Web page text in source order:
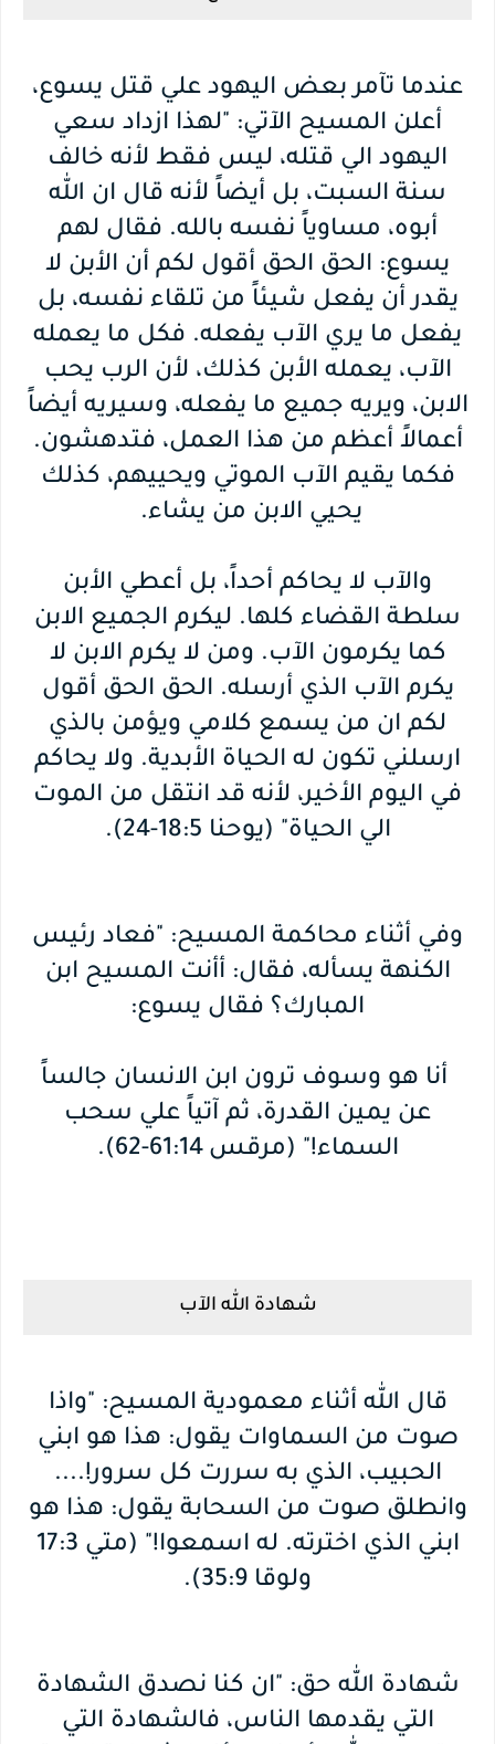
عندما تآمر بعض اليهود علي قتل يسوع،
أعلن المسيح الآتي: "لهذا ازداد سعي
اليهود الي قتله، ليس فقط لأنه خالف
سنة السبت، بل أيضاً لأنه قال ان الله
أبوه، مساوياً نفسه بالله. فقال لهم
يسوع: الحق الحق أقول لكم أن الأبن لا
يقدر أن يفعل شيئاً من تلقاء نفسه، بل
يفعل ما يري الآب يفعله. فكل ما يعمله
الآب، يعمله الأبن كذلك، لأن الرب يحب
الابن، ويريه جميع ما يفعله، وسيريه أيضاً
أعمالاً أعظم من هذا العمل، فتدهشون.
فكما يقيم الآب الموتي ويحييهم، كذلك
يحيي الابن من يشاء.
والآب لا يحاكم أحداً، بل أعطي الأبن
سلطة القضاء كلها. ليكرم الجميع الابن
كما يكرمون الآب. ومن لا يكرم الابن لا
يكرم الآب الذي أرسله. الحق الحق أقول
لكم ان من يسمع كلامي ويؤمن بالذي
ارسلني تكون له الحياة الأبدية. ولا يحاكم
في اليوم الأخير، لأنه قد انتقل من الموت
الي الحياة" (يوحنا 18:5-24).
وفي أثناء محاكمة المسيح: "فعاد رئيس
الكنهة يسأله، فقال: أأنت المسيح ابن
المبارك؟ فقال يسوع:
أنا هو وسوف ترون ابن الانسان جالساً
عن يمين القدرة، ثم آتياً علي سحب
السماء!" (مرقس 61:14-62).
شهادة الله الآب
قال الله أثناء معمودية المسيح: "واذا
صوت من السماوات يقول: هذا هو ابني
الحبيب، الذي به سررت كل سرور!....
وانطلق صوت من السحابة يقول: هذا هو
ابني الذي اخترته. له اسمعوا!" (متي 17:3
ولوقا 35:9).
شهادة الله حق: "ان كنا نصدق الشهادة
التي يقدمها الناس، فالشهادة التي